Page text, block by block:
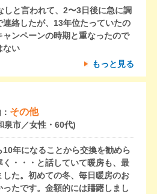
しと言われて、2〜3日後に急に調
絡したが、13年位たっていたの
ャンペーンの時期と重なったので
ない
もっと見る
その他
泉市／女性・60代)
年になることから交換を勧めら
・・・と話していて暖房も、最
た。初めての冬、毎日暖房のお
たです。金額的には躊躇しまし